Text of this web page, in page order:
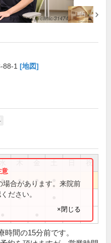
88-1 [地図]
祝
● ● ●
●
場合があります。来院前
ださい。
×閉じる
時間の15分前です。